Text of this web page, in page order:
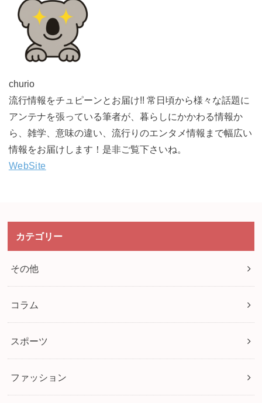
churio
流行情報をチュピーンとお届け!! 常日頃から様々な話題に
アンテナを張っている筆者が、暮らしにかかわる情報か
ら、雑学、意味の違い、流行りのエンタメ情報まで幅広い
情報をお届けします！是非ご覧下さいね。
WebSite
カテゴリー
その他
コラム
スポーツ
ファッション